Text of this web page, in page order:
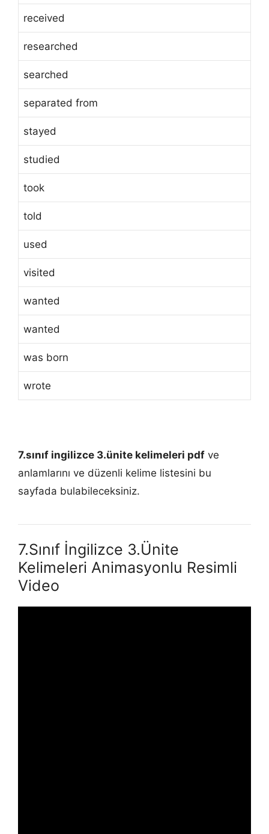
received
researched
searched
separated from
stayed
studied
took
told
used
visited
wanted
wanted
was born
wrote
7.sınıf ingilizce 3.ünite kelimeleri pdf ve
anlamlarını ve düzenli kelime listesini bu
sayfada bulabileceksiniz.
7.Sınıf İngilizce 3.Ünite
Kelimeleri Animasyonlu Resimli
Video